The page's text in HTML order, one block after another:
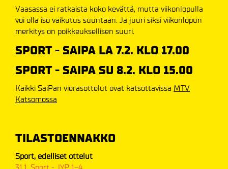
Vaasassa ei ratkaista koko kevättä, mutta viikonlopulla
voi olla iso vaikutus suuntaan. Ja juuri siksi viikonlopun
merkitys on poikkeuksellisen suuri.
SPORT - SAIPA LA 7.2. KLO 17.00
SPORT - SAIPA SU 8.2. KLO 15.00
Kaikki SaiPan vierasottelut ovat katsottavissa MTV
Katsomossa
TILASTOENNAKKO
Sport, edelliset ottelut